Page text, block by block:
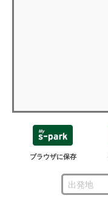
ブラウザに保存